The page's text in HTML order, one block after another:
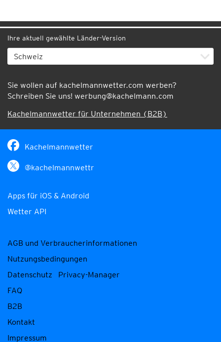
Ihre aktuell gewählte Länder-Version
Sie wollen auf kachelmannwetter.com werben?
Schreiben Sie uns! werbung@kachelmann.com
Kachelmannwetter für Unternehmen (B2B)
Kachelmannwetter
@kachelmannwettr
Apps für iOS & Android
Wetter API
AGB und Verbraucherinformationen
Nutzungsbedingungen
Datenschutz
Privacy-Manager
FAQ
B2B
Kontakt
Impressum